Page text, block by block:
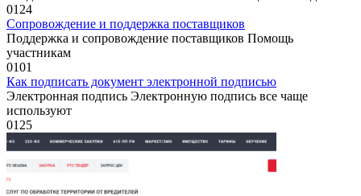
0124
Сопровождение и поддержка поставщиков
Поддержка и сопровождение поставщиков Помощь
участникам
0101
Как подписать документ электронной подписью
Электронная подпись Электронную подпись все чаще
используют
0125